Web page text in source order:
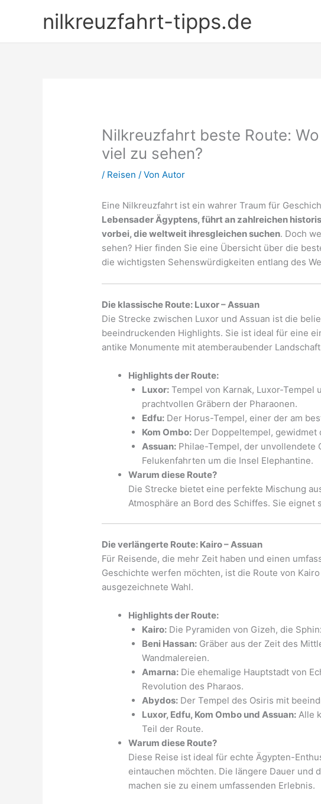
nilkreuzfahrt-tipps.de
Nilkreuzfahrt beste Route:
viel zu sehen?
/ Reisen / VonAutor
Eine Nilkreuzfahrt ist ein wahrer Traum für
Lebensader Ägyptens, führt an zahlreichen
vorbei, die weltweit ihresgleichen suchen. Doch
sehen? Hier finden Sie eine Übersicht über die
die wichtigsten Sehenswürdigkeiten entlang des
Die klassische Route: Luxor – Assuan
Die Strecke zwischen Luxor und Assuan ist die
beeindruckenden Highlights. Sie ist ideal für eine
antike Monumente mit atemberaubender
Highlights der Route:
Luxor:Tempel von Karnak, Luxor-Tempel
prachtvollen Gräbern der Pharaonen.
Edfu:Der Horus-Tempel, einer der am
Kom Ombo:Der Doppeltempel, gewidmet
Assuan:Philae-Tempel, der unvollendete
Felukenfahrten um die Insel Elephantine.
Warum diese Route?
Die Strecke bietet eine perfekte Mischung
Atmosphäre an Bord des Schiffes. Sie
Die verlängerte Route: Kairo – Assuan
Für Reisende, die mehr Zeit haben und einen
Geschichte werfen möchten, ist die Route von
ausgezeichnete Wahl.
Highlights der Route:
Kairo:Die Pyramiden von Gizeh, die
Beni Hassan:Gräber aus der Zeit des
Wandmalereien.
Amarna:Die ehemalige Hauptstadt von
Revolution des Pharaos.
Abydos:Der Tempel des Osiris mit
Luxor, Edfu, Kom Ombo und Assuan:Alle
Teil der Route.
Warum diese Route?
Diese Reise ist ideal für echte Ägypten-
eintauchen möchten. Die längere Dauer und
machen sie zu einem umfassenden Erlebnis.